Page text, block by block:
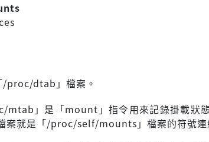
/proc/dtab」檔案。
mtab」是「mount」指令用來記錄掛載狀
案就是「/proc/self/mounts」檔案的符號